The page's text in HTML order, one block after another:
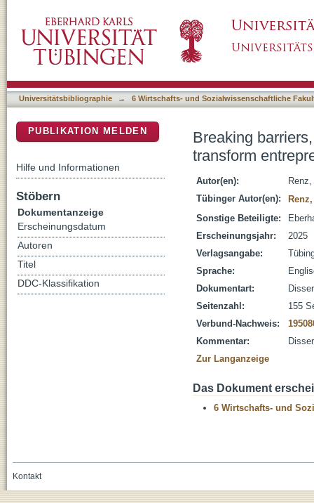
process
Universitätsbibliographie → 6 Wirtschafts- und Sozialwissenschaftliche
Breaking
transform
Autor(en):
Tübinger Autor(en):
Sonstige Beteiligte:
Erscheinungsjahr:
2025
Verlagsangabe:
Sprache:
Dokumentart:
Seitenzahl:
155
Verbund-Nachweis:
Kommentar:
Zur Langanzeige
Das Dokument
6 Wirtschafts- und
PUBLIKATION MELDEN
Hilfe und Informationen
Stöbern
Dokumentanzeige
Erscheinungsdatum
Autoren
Titel
DDC-Klassifikation
Kontakt